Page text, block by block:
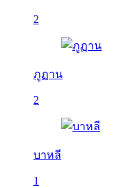
2
ภูฏาน
2
บาหลี
1